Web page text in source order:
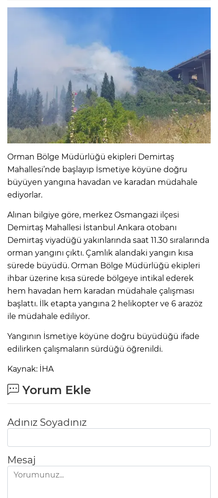
Orman Bölge Müdürlüğü ekipleri Demirtaş
Mahallesi’nde başlayıp İsmetiye köyüne doğru
büyüyen yangına havadan ve karadan müdahale
ediyorlar.
Alınan bilgiye göre, merkez Osmangazi ilçesi
Demirtaş Mahallesi İstanbul Ankara otobanı
Demirtaş viyadüğü yakınlarında saat 11.30 sıralarında
orman yangını çıktı. Çamlık alandaki yangın kısa
sürede büyüdü. Orman Bölge Müdürlüğü ekipleri
ihbar üzerine kısa sürede bölgeye intikal ederek
hem havadan hem karadan müdahale çalışması
başlattı. İlk etapta yangına 2 helikopter ve 6 arazöz
ile müdahale ediliyor.
Yangının İsmetiye köyüne doğru büyüdüğü ifade
edilirken çalışmaların sürdüğü öğrenildi.
Kaynak: İHA
Yorum Ekle
Adınız Soyadınız
Mesaj